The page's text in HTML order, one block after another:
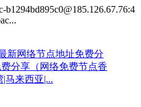
b1294bd895c0@185.126.67.76:4